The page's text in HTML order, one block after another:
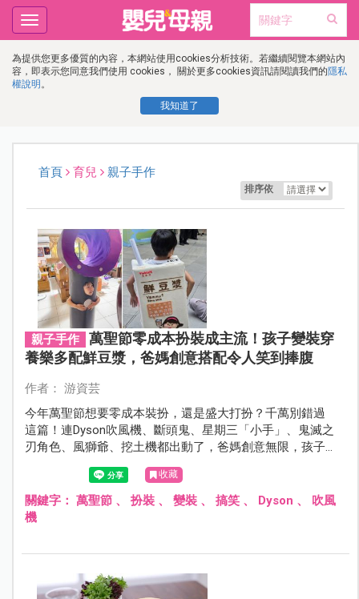
為提供您更多優質的內容，本網站使用cookies分析技術。若繼續閱覽本網站內
容，即表示您同意我們使用 cookies， 關於更多cookies資訊請閱讀我們的隱私
權說明 。
我知道了
Toggle
navigation
首頁 育兒 親子手作
排序依
親子手作
萬聖節零成本扮裝成主流！孩子變裝穿
養樂多配鮮豆漿，爸媽創意搭配令人笑到捧腹
作者： 游資芸
今年萬聖節想要零成本裝扮，還是盛大打扮？千萬別錯過
這篇！連Dyson吹風機、斷頭鬼、星期三「小手」、鬼滅之
刃角色、風獅爺、挖土機都出動了，爸媽創意無限，孩子
可愛無界限！
收藏
關鍵字： 萬聖節、 扮裝、 變裝、 搞笑、 Dyson 、 吹風
機